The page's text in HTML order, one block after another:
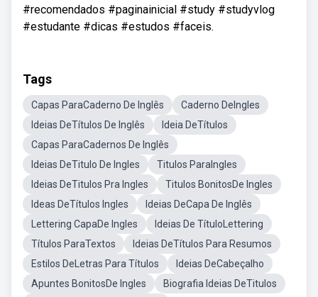
#recomendados #paginainicial #study #studyvlog
#estudante #dicas #estudos #faceis.
Tags
Capas ParaCaderno De Inglês
Caderno DeIngles
Ideias DeTítulos De Inglês
Ideia DeTítulos
Capas ParaCadernos De Inglês
Ideias DeTitulo De Ingles
Titulos ParaIngles
Ideias DeTitulos Pra Ingles
Titulos BonitosDe Ingles
Ideas DeTítulos Ingles
Ideias DeCapa De Inglês
Lettering CapaDe Ingles
Ideias De TítuloLettering
Títulos ParaTextos
Ideias DeTítulos Para Resumos
Estilos DeLetras Para Títulos
Ideias DeCabeçalho
Apuntes BonitosDe Ingles
Biografia Ideias DeTitulos